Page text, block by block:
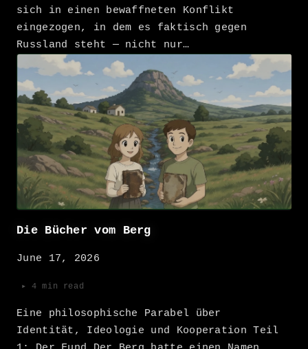
sich in einen bewaffneten Konflikt
eingezogen, in dem es faktisch gegen
Russland steht — nicht nur…
Die Bücher vom Berg
June 17, 2026
▸ 4 min read
Eine philosophische Parabel über
Identität, Ideologie und Kooperation Teil